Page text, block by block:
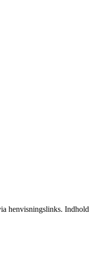
henvisningslinks.